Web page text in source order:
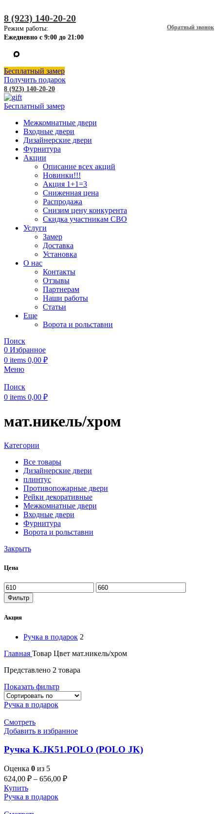
8 (923) 140-20-20
Обратный звонок
Режим работы:
Ежедневно с 9:00 до 21:00
Бесплатный замер
Получить подарок
8 (923) 140-20-20
Бесплатный замер
Межкомнатные двери
Входные двери
Дизайнерские двери
Фурнитура
Акции
Описание всех акций
Новинки!!!
Акция 1+1=3
Сниженная цена
Распродажа
Снизим цену конкурента
Скидка участникам СВО
Услуги
Замер
Доставка
Установка
О нас
Контакты
Отзывы
Партнерам
Наши работы
Статьи
Еще
Ворота и рольставни
Поиск
0 Избранное
0 items 0,00 ₽
Меню
Поиск
0 items 0,00 ₽
мат.никель/хром
Категории
Все товары
Дизайнерские двери
плинтус
Противопожарные двери
Рейки декоративные
Межкомнатные двери
Входные двери
Фурнитура
Ворота и рольставни
Закрыть
Цена
Фильтр
Акция
Ручка в подарок 2
Главная Товар Цвет мат.никель/хром
Представлено 2 товара
Показать фильтр
Ручка в подарок
Смотреть
Добавить в избранное
Ручка K.JK51.POLO (POLO JK)
Оценка 0 из 5
624,00 ₽ – 656,00 ₽
Купить
Ручка в подарок